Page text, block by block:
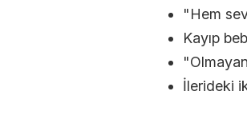
"Hem
Kayıp
İlerideki